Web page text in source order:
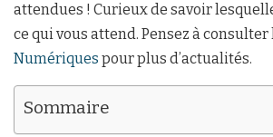
attendues ! Curieux de savoir
ce qui vous attend. Pensez à consulter
Numériques pour plus d’actualités.
Sommaire